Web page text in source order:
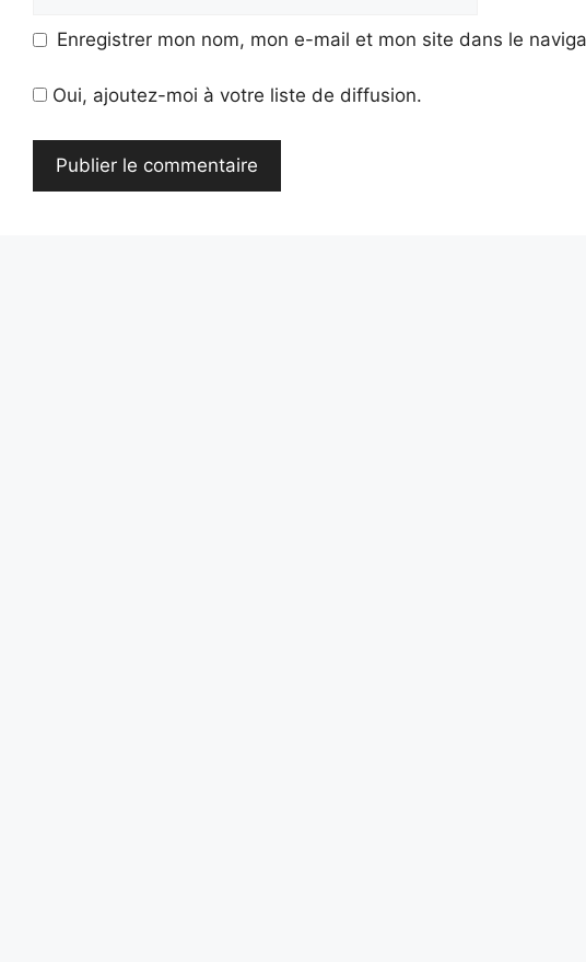
Enregistrer mon nom, mon e-mail et mon site dans le
Oui, ajoutez-moi à votre liste de diffusion.